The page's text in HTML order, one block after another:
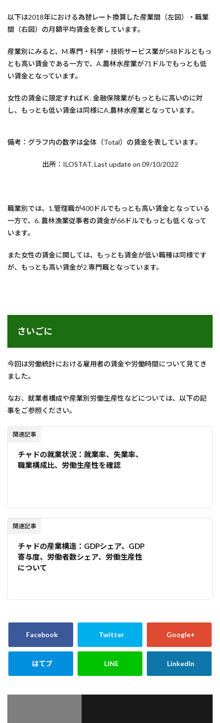
以下は2018年における為替レート換算した産業間（左図）・職業
間（右図）の月額平均賃金を表しています。
産業別にみると、M.専門・科学・技術サービス業が548ドルともっ
とも高い賃金である一方で、A.農林水産業が71ドルでもっとも低
い賃金となっています。
女性の賃金に限定すればＫ. 金融保険業がもっともに高いのに対
し、もっとも低い賃金は同様にA.農林水産業となっています。
備考：グラフ内の数字は全体（Total）の賃金を表しています。
出所：ILOSTAT. Last update on 09/10/2022
職業別では、1.管理職が400ドルでもっとも高い賃金となっている
一方で、6. 農林漁業従事者の賃金が66ドルでもっとも低くなって
います。
また女性の賃金に関しては、もっとも賃金が低い職種は同様です
が、もっとも高い賃金が2.専門職となっています。
さいごに
今回は労働統計における雇用者の賃金や労働時間について見てき
ました。
なお、就業者構成や産業別労働生産性などについては、以下の記
事をご参照ください。
関連記事
チャドの就業状況：就業率、失業率、
職業構成比、労働生産性を確認
関連記事
チャドの産業構造：GDPシェア、GDP
寄与度、労働者数シェア、労働生産性
について